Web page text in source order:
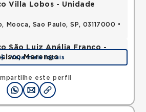
este perfil
Villa Lobos - Unidade
Mooca, Sao Paulo, SP, 03117000 •
São Luiz Anália Franco -
Marengo
Tatuape, Sao Paulo, SP,
Veja mais locais